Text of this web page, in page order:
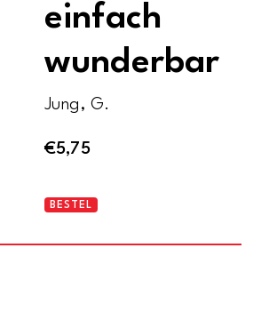
einfach
wunderbar
Jung, G.
€5,75
Nikon-
BESTEL